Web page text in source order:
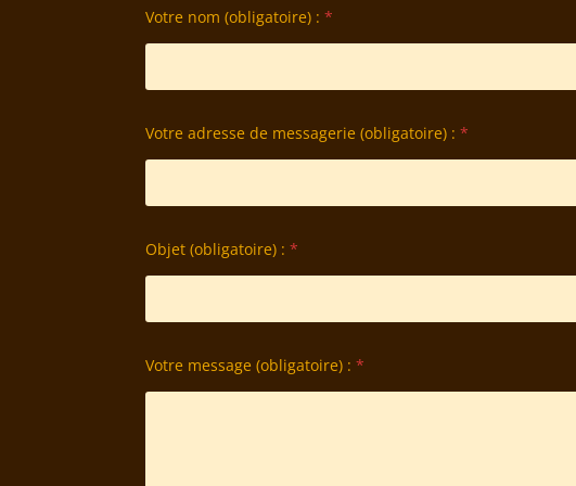
Votre nom (obligatoire) :*
Votre adresse de messagerie (obligatoire) :*
Objet (obligatoire) :*
Votre message (obligatoire) :*